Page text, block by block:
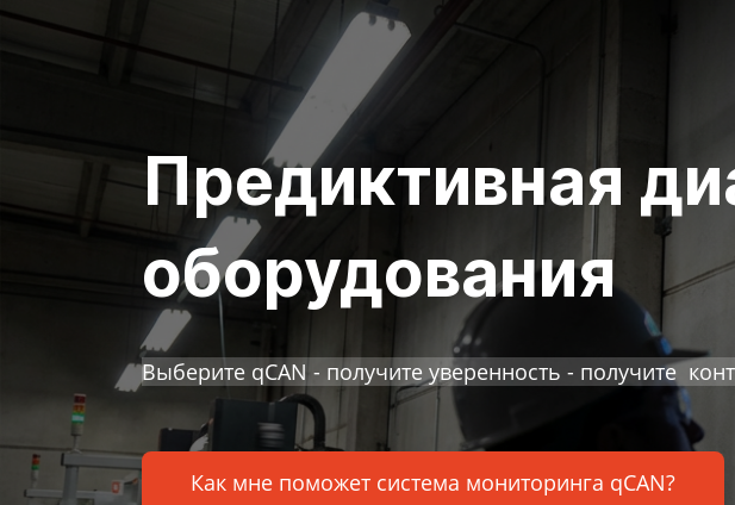
Предиктивная
оборудования
Выберите qCAN - получите уверенность - получите
Как мне поможет система мониторинга qCAN?